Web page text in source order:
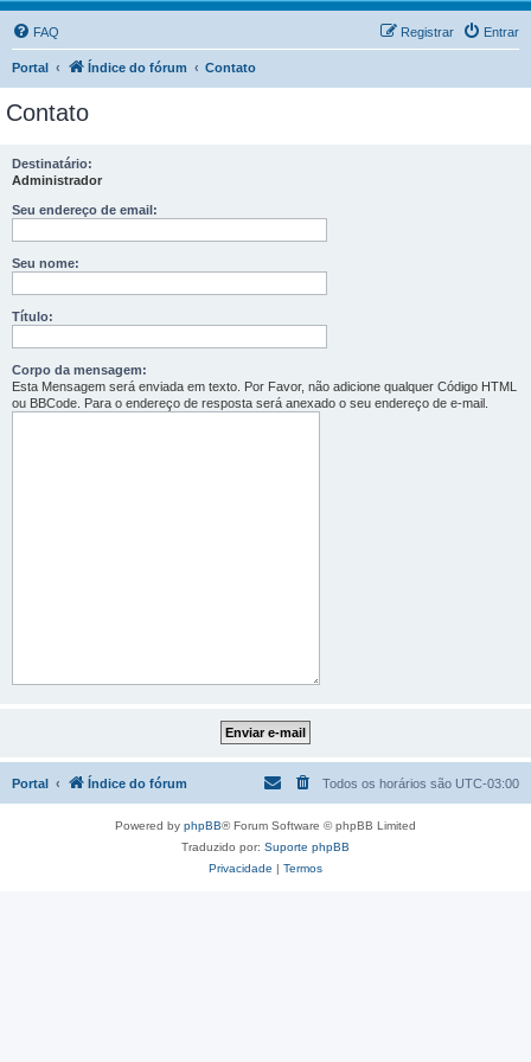
FAQ Entrar
Registrar
Portal Índice do fórum Contato
Contato
Destinatário:
Administrador
Seu endereço de email:
Seu nome:
Título:
Corpo da mensagem:
Esta Mensagem será enviada em texto. Por Favor, não adicione qualquer Código HTML
ou BBCode. Para o endereço de resposta será anexado o seu endereço de e-mail.
Portal Índice do fórum Todos os horários são UTC-03:00
Powered by phpBB® Forum Software © phpBB Limited
Traduzido por: Suporte phpBB
Privacidade | Termos